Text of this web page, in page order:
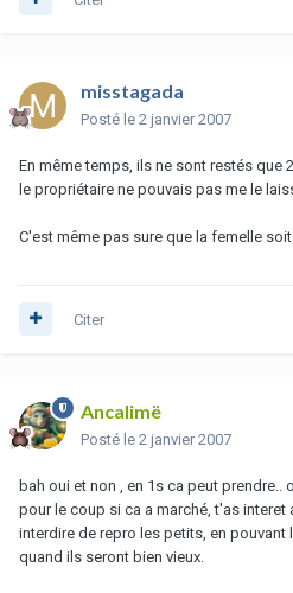
misstagada
Posté le 2 janvier 2007
En même temps, ils ne sont restés que
le propriétaire ne pouvais pas me le
C'est même pas sure que la femelle soit
Citer
Ancalimë
Posté le 2 janvier 2007
bah oui et non , en 1s ca peut prendre..
pour le coup si ca a marché, t'as interet
interdire de repro les petits, en pouvant
quand ils seront bien vieux.